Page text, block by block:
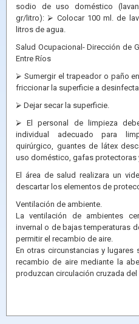
sodio de uso doméstico
gr/litro): ⮚ Colocar 100 ml. de
litros de agua.
Salud Ocupacional- Dirección de
Entre Ríos
⮚ Sumergir el trapeador o paño
friccionar la superficie a
⮚ Dejar secar la superficie.
⮚ El personal de limpieza
individual adecuado para
quirúrgico, guantes de látex
uso doméstico, gafas protectoras
El área de salud realizara un
descartar los elementos de
Ventilación de ambiente.
La ventilación de ambientes
invernal o de bajas temperaturas
permitir el recambio de aire.
En otras circunstancias y lugares
recambio de aire mediante la
produzcan circulación cruzada del